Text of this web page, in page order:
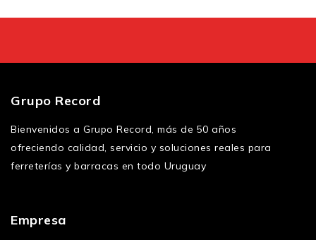
Grupo Record
Bienvenidos a Grupo Record, más de 50 años
ofreciendo calidad, servicio y soluciones reales para
ferreterías y barracas en todo Uruguay
Empresa